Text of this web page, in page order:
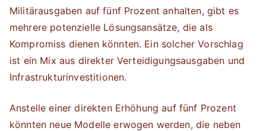
Militärausgaben auf fünf Prozent anhalten, gibt es
mehrere potenzielle Lösungsansätze, die als
Kompromiss dienen könnten. Ein solcher Vorschlag
ist ein Mix aus direkter Verteidigungsausgaben und
Infrastrukturinvestitionen.
Anstelle einer direkten Erhöhung auf fünf Prozent
könnten neue Modelle erwogen werden, die neben